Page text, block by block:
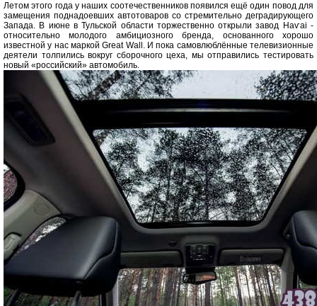
Летом этого года у наших соотечественников появился ещё один повод для
замещения поднадоевших автотоваров со стремительно деградирующего
Запада. В июне в Тульской области торжественно открыли завод Наѵаі -
относительно молодого амбициозного бренда, основанного хорошо
известной у нас маркой Great Wall. И пока самовлюблённые телевизионные
деятели толпились вокруг сборочного цеха, мы отправились тестировать
новый «российский» автомобиль.